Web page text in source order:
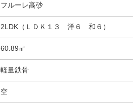
フルーレ高砂
2LDK（ＬＤＫ１３ 洋６ 和６）
60.89㎡
軽量鉄骨
空